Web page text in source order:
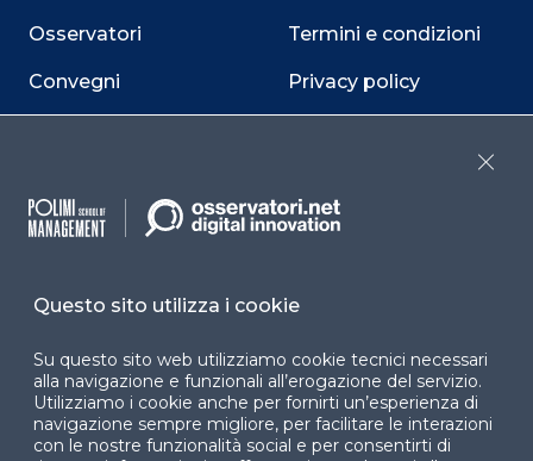
Osservatori
Convegni
Termini e condizioni
Privacy policy
Dichiarazione di
Cookie Center
Facebook LinkedIn
Questo sito utilizza i cookie
Su questo sito web utilizziamo cookie tecnici necessari
alla navigazione e funzionali all’erogazione del servizio.
Utilizziamo i cookie anche per fornirti un’esperienza di
navigazione sempre migliore, per facilitare le interazioni
con le nostre funzionalità social e per consentirti di